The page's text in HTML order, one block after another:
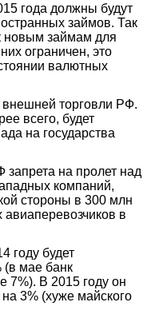
года должны будут
займов. Так
новым займам для
ограничен, это
валютных
внешней торговли РФ.
всего, будет
на государства
на пролет над
компаний,
стороны в 300 млн
в
году будет
(в мае банк
7%). В 2015 году он
3% (хуже майского